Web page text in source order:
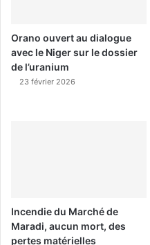
Orano ouvert au dialogue
avec le Niger sur le dossier
de l’uranium
23 février 2026
Incendie du Marché de
Maradi, aucun mort, des
pertes matérielles